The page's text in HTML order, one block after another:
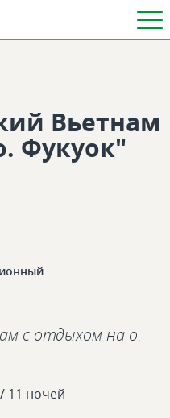
Вьетнам
Фукуок"
с отдыхом на о.
11 ночей